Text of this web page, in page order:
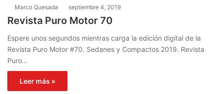
Marco Quesada septiembre 4, 2019
Revista Puro Motor 70
Espere unos segundos mientras carga la edición digital de la
Revista Puro Motor #70. Sedanes y Compactos 2019. Revista
Puro…
Leer más »